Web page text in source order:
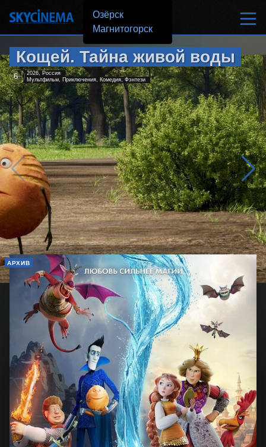
Озёрск
Магнитогорск
Кощей. Тайна живой воды
6+
2026, Россия
Мультфильм, Приключения, Комедия, Фэнтези
АРХИВ